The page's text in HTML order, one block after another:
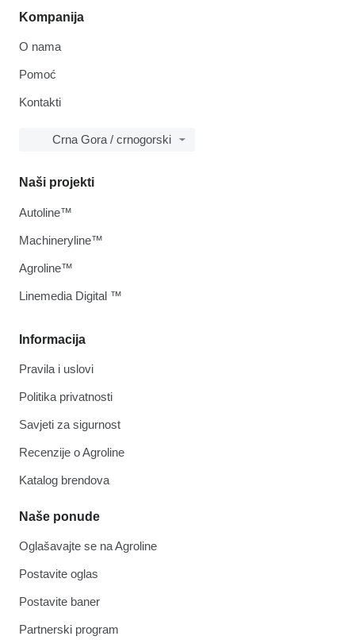
Kompanija
O nama
Pomoć
Kontakti
Crna Gora / crnogorski
Informacija
Pravila i uslovi
Politika privatnosti
Savjeti za sigurnost
Recenzije o Agroline
Katalog brendova
Naše ponude
Oglašavajte se na Agroline
Postavite oglas
Postavite baner
Partnerski program
Naši projekti
Autoline™
Machineryline™
Agroline™
Linemedia Digital ™